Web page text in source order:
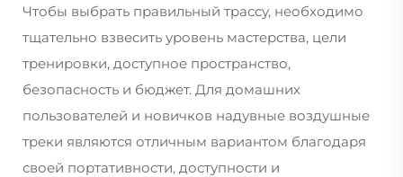
Чтобы выбрать правильный трассу, необходимо
тщательно взвесить уровень мастерства, цели
тренировки, доступное пространство,
безопасность и бюджет. Для домашних
пользователей и новичков надувные воздушные
треки являются отличным вариантом благодаря
своей портативности, доступности и